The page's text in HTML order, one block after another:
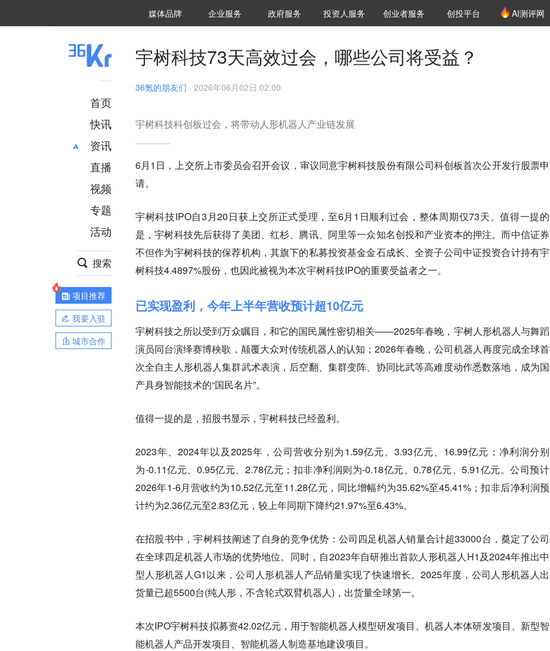
媒体品牌 36Kr研究院
企业服务 城市之窗
政府服务 VClub投资机构库
投资机构职位推介
投资人服务 创投氪堂
创业者服务 创投平台 AI测评网
首页
快讯
资讯
推荐
财经
项目推荐
安徽
直播
视频
专题
活动
搜索
项目推荐
我要入驻
城市合作
宇树科技73天高效过会，哪些公司将受益？
36氪的朋友们 · 2026年06月02日 02:00
宇树科技科创板过会，将带动人形机器人产业链发展
6月1日，上交所上市委员会召开会议，审议同意宇树科技股份有限公司科创板首次公开发行股票申
请。
宇树科技IPO自3月20日获上交所正式受理，至6月1日顺利过会，整体周期仅73天。值得一提的
是，宇树科技先后获得了美团、红杉、腾讯、阿里等一众知名创投和产业资本的押注。而中信证券
不但作为宇树科技的保荐机构，其旗下的私募投资基金金石成长、全资子公司中证投资合计持有宇
树科技4.4897%股份，也因此被视为本次宇树科技IPO的重要受益者之一。
已实现盈利，今年上半年营收预计超10亿元
宇树科技之所以受到万众瞩目，和它的国民属性密切相关——2025年春晚，宇树人形机器人与舞蹈
演员同台演绎赛博秧歌，颠覆大众对传统机器人的认知；2026年春晚，公司机器人再度完成全球首
次全自主人形机器人集群武术表演，后空翻、集群变阵、协同比武等高难度动作悉数落地，成为国
产具身智能技术的“国民名片”。
值得一提的是，招股书显示，宇树科技已经盈利。
2023年、2024年以及2025年，公司营收分别为1.59亿元、3.93亿元、16.99亿元；净利润分别
为-0.11亿元、0.95亿元、2.78亿元；扣非净利润则为-0.18亿元、0.78亿元、5.91亿元。公司预计
2026年1-6月营收约为10.52亿元至11.28亿元，同比增幅约为35.62%至45.41%；扣非后净利润预
计约为2.36亿元至2.83亿元，较上年同期下降约21.97%至6.43%。
在招股书中，宇树科技阐述了自身的竞争优势：公司四足机器人销量合计超33000台，奠定了公司
在全球四足机器人市场的优势地位。同时，自2023年自研推出首款人形机器人H1及2024年推出中
型人形机器人G1以来，公司人形机器人产品销量实现了快速增长。2025年度，公司人形机器人出
货量已超5500台(纯人形，不含轮式双臂机器人)，出货量全球第一。
本次IPO宇树科技拟募资42.02亿元，用于智能机器人模型研发项目、机器人本体研发项目、新型智
能机器人产品开发项目、智能机器人制造基地建设项目。